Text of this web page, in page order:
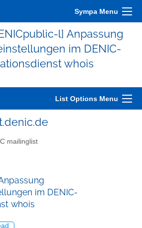
Sympa Menu
l] Anpassung
im DENIC-
whois
List Options Menu
mailinglist
im DENIC-
whois